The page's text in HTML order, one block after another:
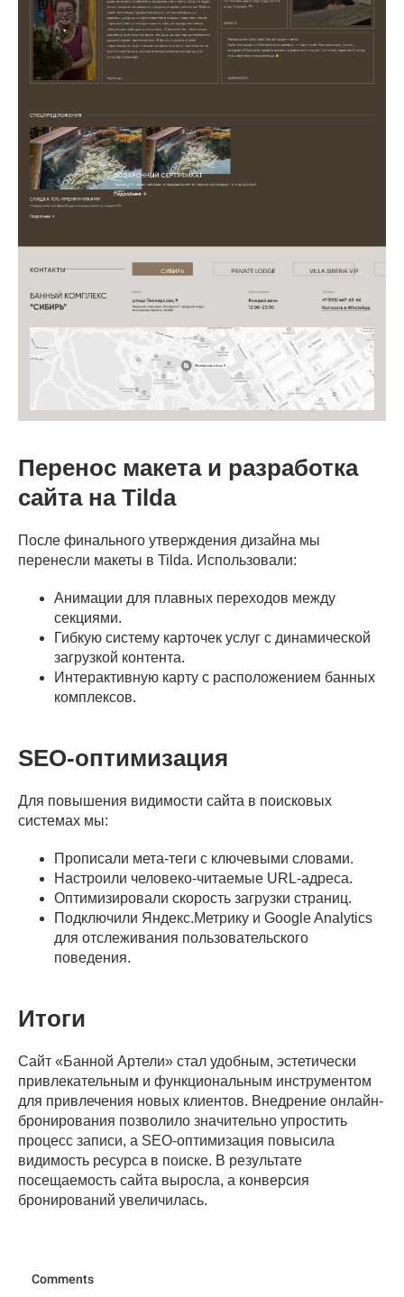
Перенос макета и разработка
сайта на Tilda
После финального утверждения дизайна мы
перенесли макеты в Tilda. Использовали:
Анимации для плавных переходов между
секциями.
Гибкую систему карточек услуг с динамической
загрузкой контента.
Интерактивную карту с расположением банных
комплексов.
SEO-оптимизация
Для повышения видимости сайта в поисковых
системах мы:
Прописали мета-теги с ключевыми словами.
Настроили человеко-читаемые URL-адреса.
Оптимизировали скорость загрузки страниц.
Подключили Яндекс.Метрику и Google Analytics
для отслеживания пользовательского
поведения.
Итоги
Сайт «Банной Артели» стал удобным, эстетически
привлекательным и функциональным инструментом
для привлечения новых клиентов. Внедрение онлайн-
бронирования позволило значительно упростить
процесс записи, а SEO-оптимизация повысила
видимость ресурса в поиске. В результате
посещаемость сайта выросла, а конверсия
бронирований увеличилась.